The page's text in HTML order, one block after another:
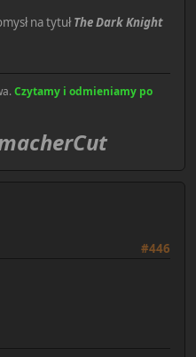
na tytułThe Dark Knight
Czytamy i odmieniamy po
#446